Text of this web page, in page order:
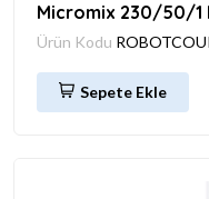
Micromix 230/50/1
Ürün Kodu
Sepete Ekle